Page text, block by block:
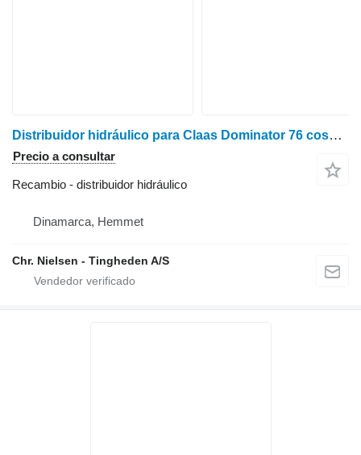
Distribuidor hidráulico para Claas Dominator 76 cosechadora de cereales
Precio a consultar
Recambio - distribuidor hidráulico
Dinamarca, Hemmet
Chr. Nielsen - Tingheden A/S